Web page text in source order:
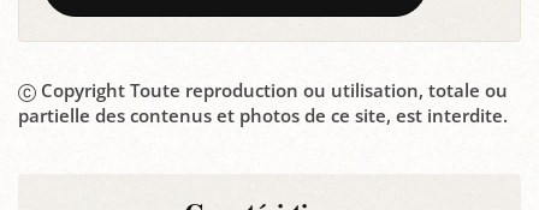
Copyright Toute reproduction ou utilisation, totale ou
partielle des contenus et photos de ce site, est interdite.